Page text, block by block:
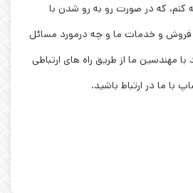
کنم، که در صورت رو به رو شدن با
فروش و خدمات ما و چه درمورد مسائل
مهندسین ما از طریق راه های ارتباطی
با ما در ارتباط باشید.